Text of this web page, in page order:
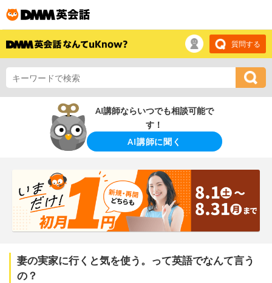
質問する
AI講師ならいつでも相談可能で
す！
AI講師に聞く
妻の実家に行くと気を使う。って英語でなんて言う
の？